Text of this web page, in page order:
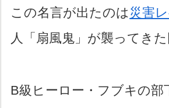
この名言が出たのは 災害
人「扇風鬼」が襲ってきた
B級ヒーロー・フブキの部